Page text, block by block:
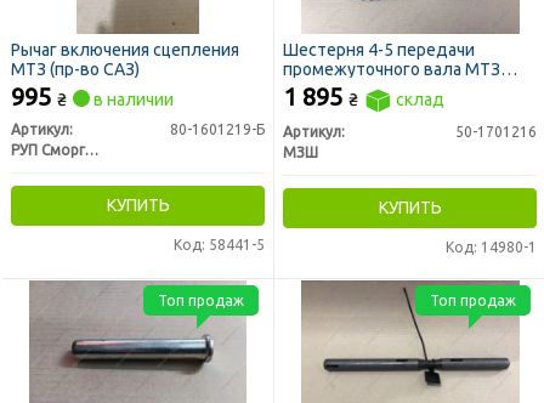
Рычаг включения сцепления
МТЗ (пр-во САЗ)
995 ₴ в наличии
Артикул:
80-1601219-Б
РУП Сморгонский агрегатный завод г. Сморгонь РБ
КУПИТЬ
Код: 58441-5
Шестерня 4-5 передачи
промежуточного вала МТЗ
z=40 (МЗШ)
1 895 ₴ склад
Артикул:
50-1701216
МЗШ
КУПИТЬ
Код: 14980-1
Топ продаж Топ продаж